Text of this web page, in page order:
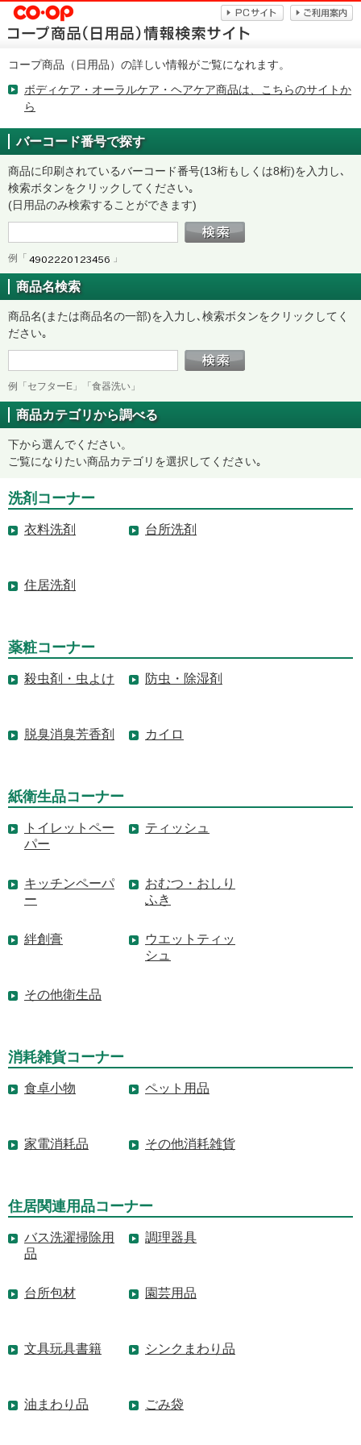
コープ商品（日用品）の詳しい情報がご覧になれます。
ボディケア・オーラルケア・ヘアケア商品は、こちらのサイトか
ら
バーコード番号で探す
商品に印刷されているバーコード番号(13桁もしくは8桁)を入力し､
検索ボタンをクリックしてください｡
(日用品のみ検索することができます)
例「 」
商品名検索
商品名(または商品名の一部)を入力し､検索ボタンをクリックしてく
ださい｡
例「セフターE」「食器洗い」
商品カテゴリから調べる
下から選んでください。
ご覧になりたい商品カテゴリを選択してください｡
洗剤コーナー
衣料洗剤 台所洗剤
住居洗剤
薬粧コーナー
殺虫剤・虫よけ 防虫・除湿剤
脱臭消臭芳香剤 カイロ
紙衛生品コーナー
トイレットペー
パー
ティッシュ
キッチンペーパ
ー
おむつ・おしり
ふき
絆創膏
ウエットティッ
シュ
その他衛生品
消耗雑貨コーナー
食卓小物 ペット用品
家電消耗品 その他消耗雑貨
住居関連用品コーナー
バス洗濯掃除用
品
調理器具
台所包材 園芸用品
文具玩具書籍 シンクまわり品
油まわり品 ごみ袋